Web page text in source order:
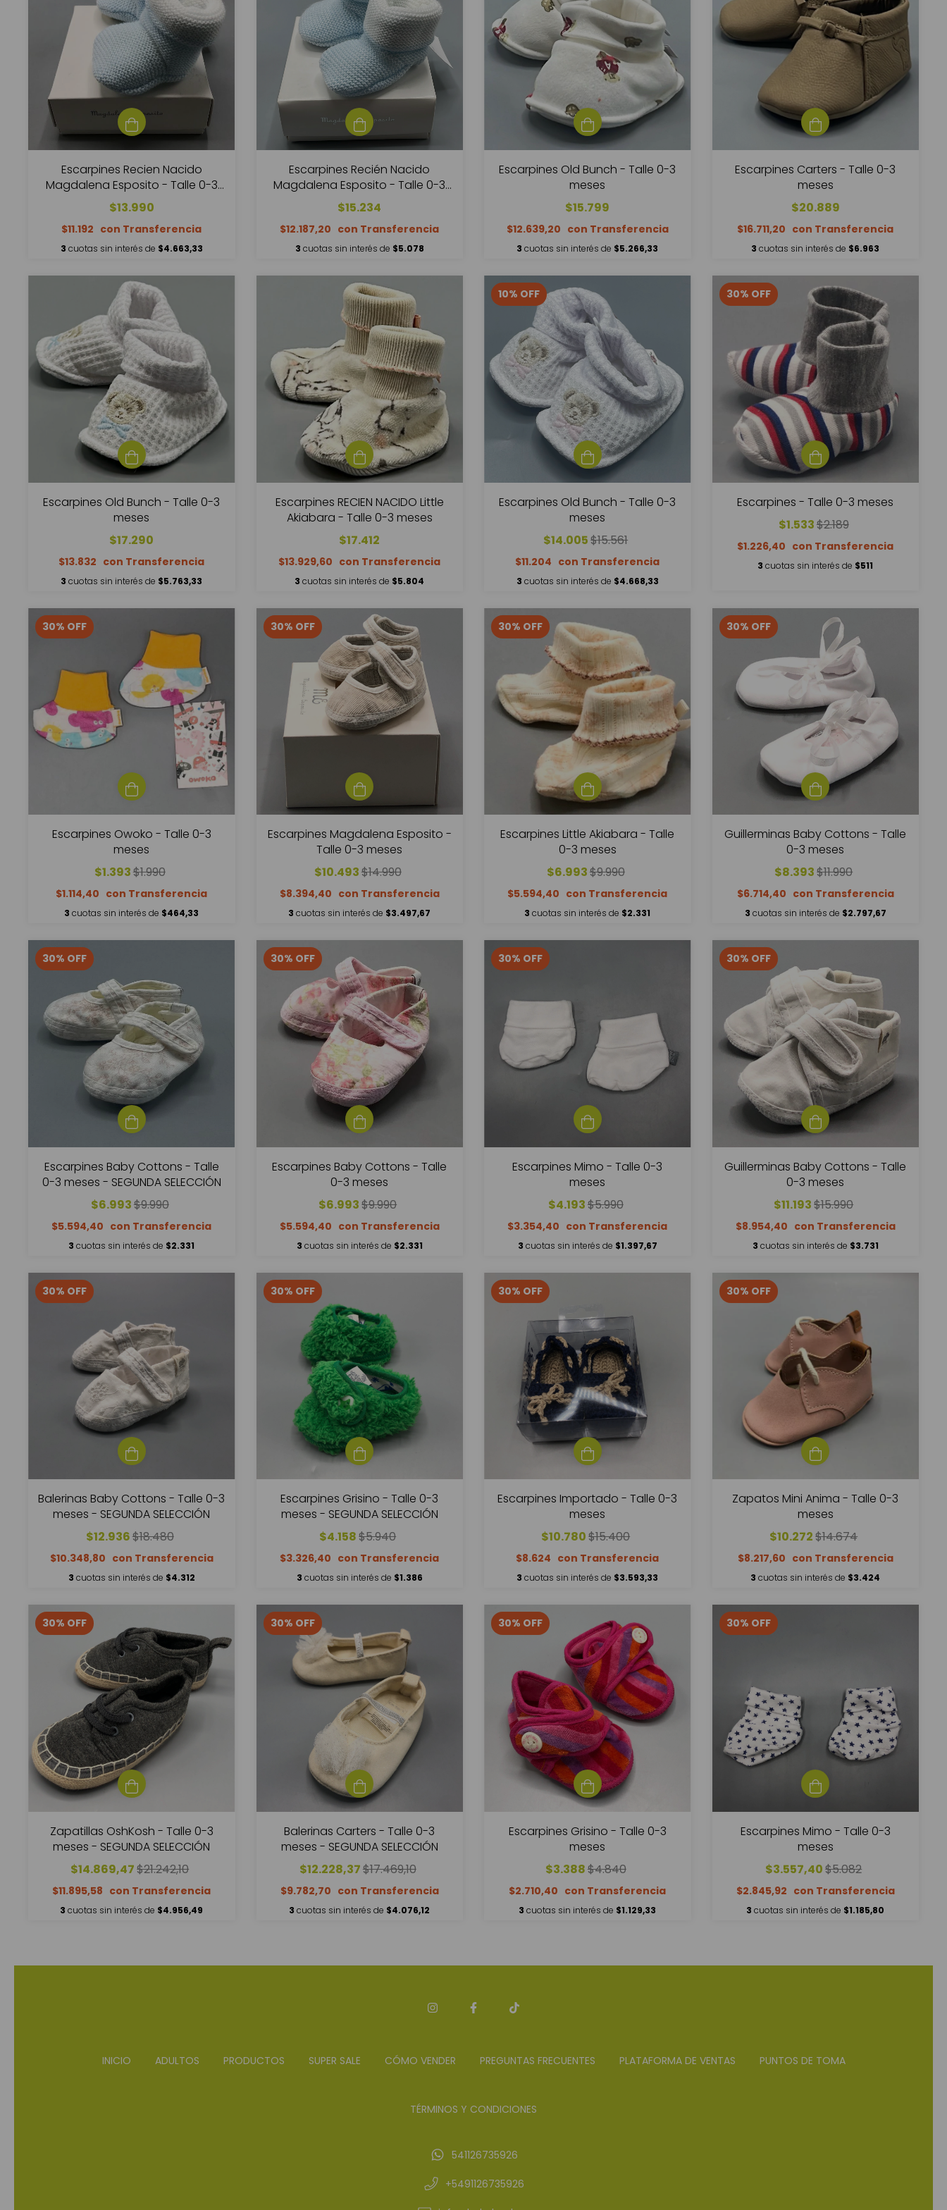
Escarpines Recien Nacido
Magdalena Esposito - Talle 0-3
meses
$13.990
$11.192
3 cuotas sin interés de $4.663,33
Escarpines Recién Nacido
Magdalena Esposito - Talle 0-3
meses
$15.234
$12.187,20
3 cuotas sin interés de $5.078
Escarpines Old Bunch - Talle 0-3
meses
$15.799
$12.639,20
3 cuotas sin interés de $5.266,33
Escarpines Carters - Talle 0-3
meses
$20.889
$16.711,20
3 cuotas sin interés de $6.963
Escarpines Old Bunch - Talle 0-3
meses
$17.290
$13.832
3 cuotas sin interés de $5.763,33
Escarpines RECIEN NACIDO Little
Akiabara - Talle 0-3 meses
$17.412
$13.929,60
3 cuotas sin interés de $5.804
10% OFF
Escarpines Old Bunch - Talle 0-3
meses
$14.005$15.561
$11.204
3 cuotas sin interés de $4.668,33
30% OFF
Escarpines - Talle 0-3 meses
$1.533$2.189
$1.226,40
3 cuotas sin interés de $511
30% OFF
Escarpines Owoko - Talle 0-3
meses
$1.393$1.990
$1.114,40
3 cuotas sin interés de $464,33
30% OFF
Escarpines Magdalena Esposito -
Talle 0-3 meses
$10.493$14.990
$8.394,40
3 cuotas sin interés de $3.497,67
30% OFF
Escarpines Little Akiabara - Talle
0-3 meses
$6.993$9.990
$5.594,40
3 cuotas sin interés de $2.331
30% OFF
Guillerminas Baby Cottons - Talle
0-3 meses
$8.393$11.990
$6.714,40
3 cuotas sin interés de $2.797,67
30% OFF
Escarpines Baby Cottons - Talle
0-3 meses - SEGUNDA SELECCIÓN
$6.993$9.990
$5.594,40
3 cuotas sin interés de $2.331
30% OFF
Escarpines Baby Cottons - Talle
0-3 meses
$6.993$9.990
$5.594,40
3 cuotas sin interés de $2.331
30% OFF
Escarpines Mimo - Talle 0-3
meses
$4.193$5.990
$3.354,40
3 cuotas sin interés de $1.397,67
30% OFF
Guillerminas Baby Cottons - Talle
0-3 meses
$11.193$15.990
$8.954,40
3 cuotas sin interés de $3.731
30% OFF
Balerinas Baby Cottons - Talle 0-3
meses - SEGUNDA SELECCIÓN
$12.936$18.480
$10.348,80
3 cuotas sin interés de $4.312
30% OFF
Escarpines Grisino - Talle 0-3
meses - SEGUNDA SELECCIÓN
$4.158$5.940
$3.326,40
3 cuotas sin interés de $1.386
30% OFF
Escarpines Importado - Talle 0-3
meses
$10.780$15.400
$8.624
3 cuotas sin interés de $3.593,33
30% OFF
Zapatos Mini Anima - Talle 0-3
meses
$10.272$14.674
$8.217,60
3 cuotas sin interés de $3.424
30% OFF
Zapatillas OshKosh - Talle 0-3
meses - SEGUNDA SELECCIÓN
$14.869,47$21.242,10
$11.895,58
3 cuotas sin interés de $4.956,49
30% OFF
Balerinas Carters - Talle 0-3
meses - SEGUNDA SELECCIÓN
$12.228,37$17.469,10
$9.782,70
3 cuotas sin interés de $4.076,12
30% OFF
Escarpines Grisino - Talle 0-3
meses
$3.388$4.840
$2.710,40
3 cuotas sin interés de $1.129,33
30% OFF
Escarpines Mimo - Talle 0-3
meses
$3.557,40$5.082
$2.845,92
3 cuotas sin interés de $1.185,80
INICIO ADULTOS PRODUCTOS SUPER SALE CÓMO VENDER PREGUNTAS FRECUENTES PLATAFORMA DE VENTAS PUNTOS DE TOMA
TÉRMINOS Y CONDICIONES
541126735926
+5491126735926